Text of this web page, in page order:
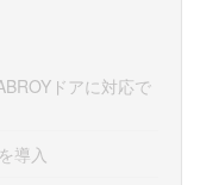
ドアに対応で
導入